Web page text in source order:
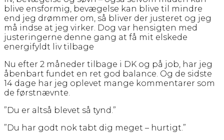
blive ensformig, bevægelse kan blive til mindre
end jeg drømmer om, så bliver der justeret og jeg
må indse at jeg virker. Dog var hensigten med
justeringerne denne gang at få mit elskede
energifyldt liv tilbage
Nu efter 2 måneder tilbage i DK og på job, har jeg
åbenbart fundet en ret god balance. Og de sidste
14 dage har jeg oplevet mange kommentarer som
de førstnævnte.
”Du er altså blevet så tynd.”
”Du har godt nok tabt dig meget – hurtigt.”